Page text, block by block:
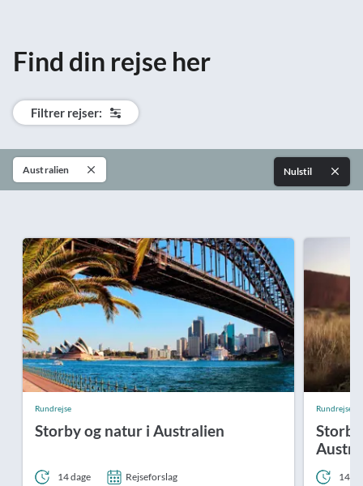
Find din rejse her
Filtrer rejser:
Australien Nulstil
Rundrejse
Storby og natur i Australien
14 dage Rejseforslag
Rundrejse
14